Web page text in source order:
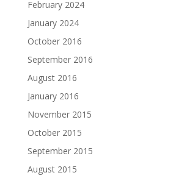
February 2024
January 2024
October 2016
September 2016
August 2016
January 2016
November 2015
October 2015
September 2015
August 2015